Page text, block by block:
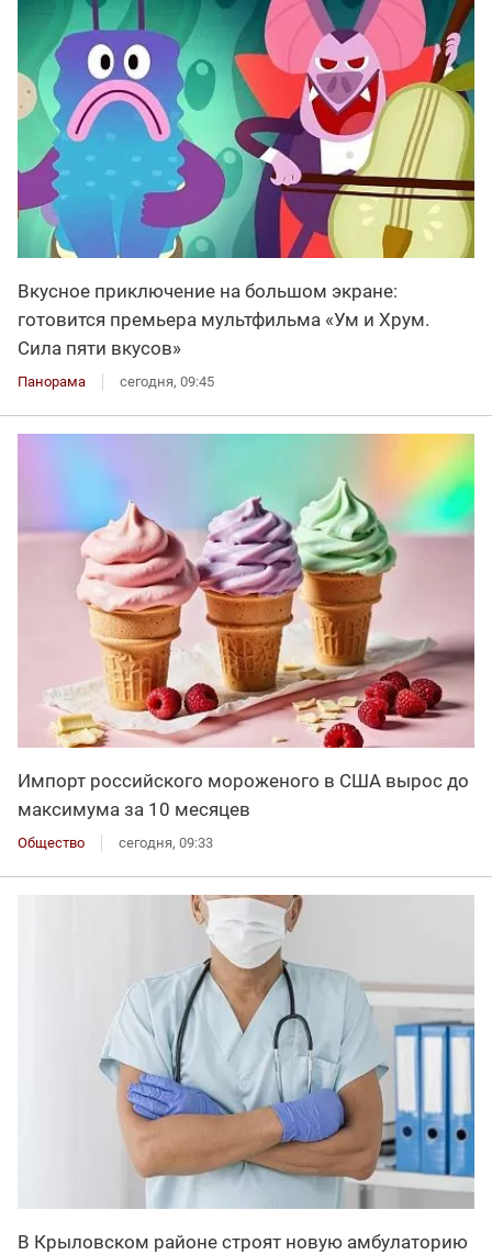
Вкусное приключение на большом экране:
готовится премьера мультфильма «Ум и Хрум.
Сила пяти вкусов»
Панорама сегодня, 09:45
Импорт российского мороженого в США вырос до
максимума за 10 месяцев
Общество сегодня, 09:33
В Крыловском районе строят новую амбулаторию